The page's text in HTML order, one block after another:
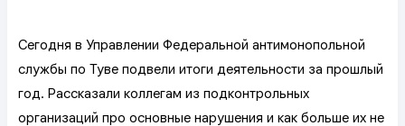
Сегодня в Управлении Федеральной антимонопольной
службы по Туве подвели итоги деятельности за прошлый
год. Рассказали коллегам из подконтрольных
организаций про основные нарушения и как больше их не